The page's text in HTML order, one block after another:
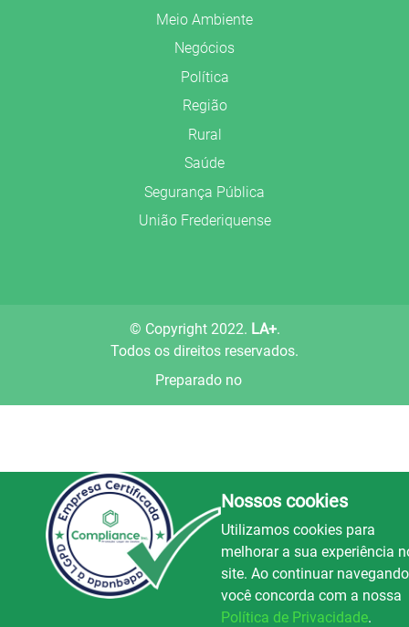
Meio Ambiente
Negócios
Política
Região
Rural
Saúde
Segurança Pública
União Frederiquense
© Copyright 2022. LA+.
Todos os direitos reservados.
Preparado no
Nossos cookies
Utilizamos cookies para
melhorar a sua experiência
site. Ao continuar
você concorda com a nossa
Política de Privacidade.